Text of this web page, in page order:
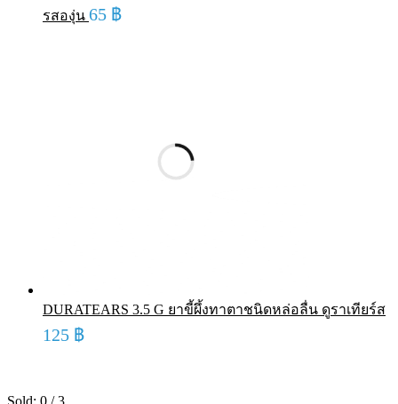
รสองุ่น 65 ฿
DURATEARS 3.5 G ยาขี้ผึ้งทาตาชนิดหล่อลื่น ดูราเทียร์ส
125 ฿
Sold: 0 / 3